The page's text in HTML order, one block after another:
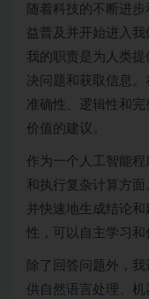
随着科技的不断进
益普及并开始进入我
我的职责是为人类
决问题和获取信息
准确性、逻辑性和
价值的建议。
作为一个人工智能
和执行复杂计算方面
并快速地生成结论
性，可以自主学习和
除了回答问题外，
供自然语言处理、